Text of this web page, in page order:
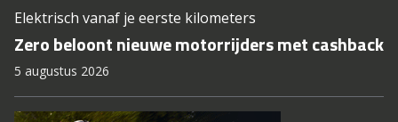
Elektrisch vanaf je eerste kilometers
Zero beloont nieuwe motorrijders met cashback
5 augustus 2026